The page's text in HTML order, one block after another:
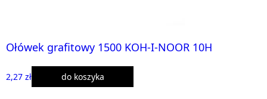
Ołówek grafitowy 1500 KOH-I-NOOR 10H
2,27 zł do koszyka